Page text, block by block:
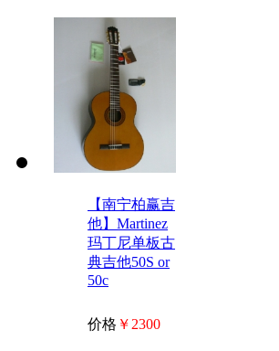
【南宁柏赢吉
他】Martinez
玛丁尼单板古
典吉他50S or
50c
价格 ￥2300